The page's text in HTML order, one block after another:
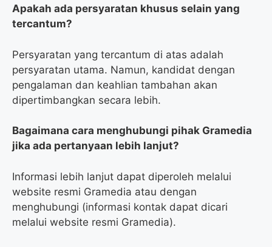
Apakah ada persyaratan khusus selain yang
tercantum?
Persyaratan yang tercantum di atas adalah
persyaratan utama. Namun, kandidat dengan
pengalaman dan keahlian tambahan akan
dipertimbangkan secara lebih.
Bagaimana cara menghubungi pihak Gramedia
jika ada pertanyaan lebih lanjut?
Informasi lebih lanjut dapat diperoleh melalui
website resmi Gramedia atau dengan
menghubungi (informasi kontak dapat dicari
melalui website resmi Gramedia).